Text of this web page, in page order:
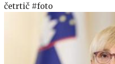
četrtič #foto